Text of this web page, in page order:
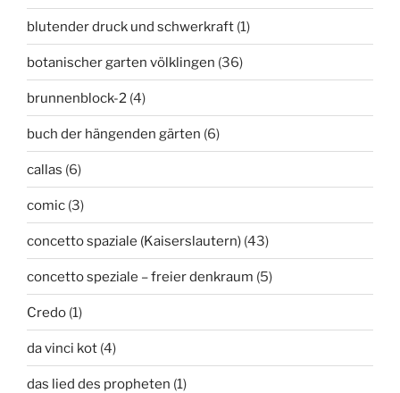
blutender druck und schwerkraft (1)
botanischer garten völklingen (36)
brunnenblock-2 (4)
buch der hängenden gärten (6)
callas (6)
comic (3)
concetto spaziale (Kaiserslautern) (43)
concetto speziale – freier denkraum (5)
Credo (1)
da vinci kot (4)
das lied des propheten (1)